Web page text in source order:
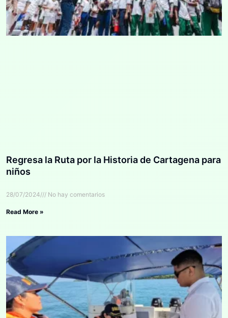
Regresa la Ruta por la Historia de Cartagena para
niños
28/07/2024 No hay comentarios
Read More »